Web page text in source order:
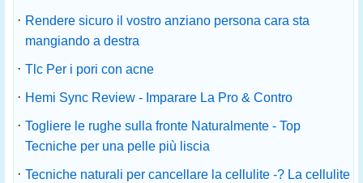
· Rendere sicuro il vostro anziano persona cara sta
mangiando a destra
· Tlc Per i pori con acne
· Hemi Sync Review - Imparare La Pro & Contro
· Togliere le rughe sulla fronte Naturalmente - Top
Tecniche per una pelle più liscia
· Tecniche naturali per cancellare la cellulite -? La cellulite